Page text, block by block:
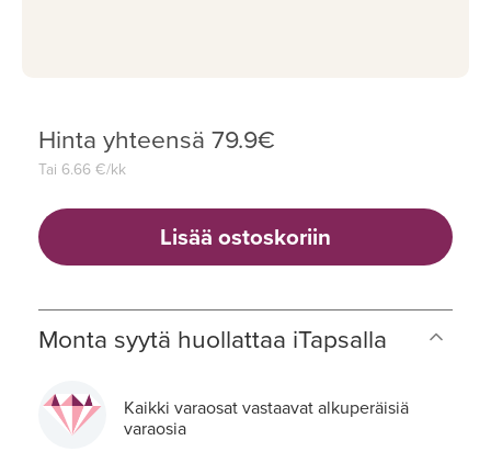
Hinta yhteensä 79.9€
Tai 6.66 €/kk
Lisää ostoskoriin
Monta syytä huollattaa iTapsalla
Kaikki varaosat vastaavat alkuperäisiä
varaosia